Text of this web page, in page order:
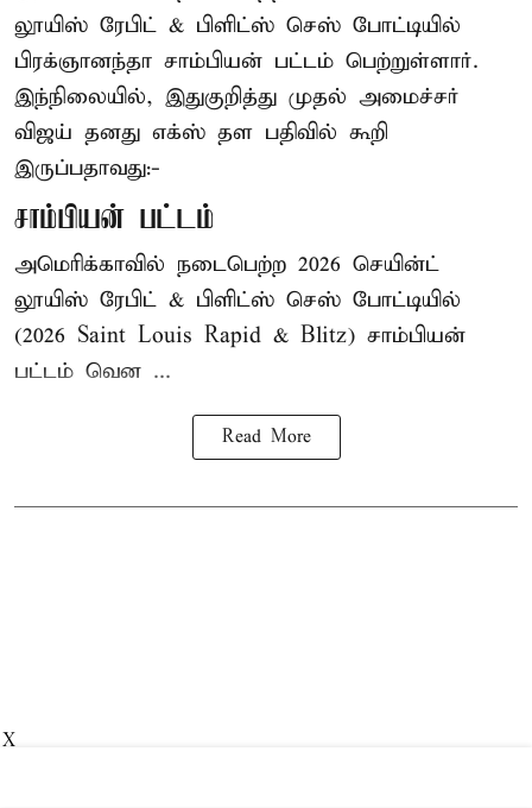
லூயிஸ் ரேபிட் & பிளிட்ஸ் செஸ் போட்டியில்
பிரக்ஞானந்தா சாம்பியன் பட்டம் பெற்றுள்ளார்.
இந்நிலையில், இதுகுறித்து முதல் அமைச்சர்
விஜய் தனது எக்ஸ் தள பதிவில் கூறி
இருப்பதாவது:-
சாம்பியன் பட்டம்
அமெரிக்காவில் நடைபெற்ற 2026 செயின்ட்
லூயிஸ் ரேபிட் & பிளிட்ஸ் செஸ் போட்டியில்
(2026 Saint Louis Rapid & Blitz) சாம்பியன்
பட்டம் வென ...
Read More
X